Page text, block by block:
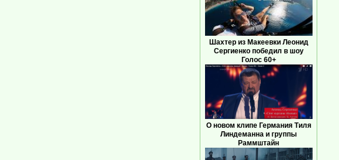
Шахтер из Макеевки Леонид
Сергиенко победил в шоу
Голос 60+
О новом клипе Германия Тиля
Линдеманна и группы
Раммштайн